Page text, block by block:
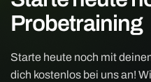
Probetraining
Starte heute noch mit
dich kostenlos bei uns an!